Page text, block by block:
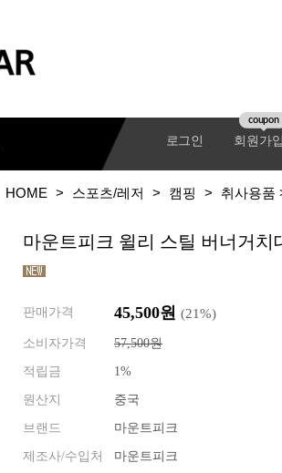
로그인 회원가입
coupon
기어팩
HOME > 스포츠/레저 > 캠핑 > 취사용품
마운트피크 윌리 스틸 버너거치
판매가격 45,500원 (21%)
소비자가격 57,500원
적립금 1%
원산지 중국
브랜드 마운트피크
제조사/수입처 마운트피크